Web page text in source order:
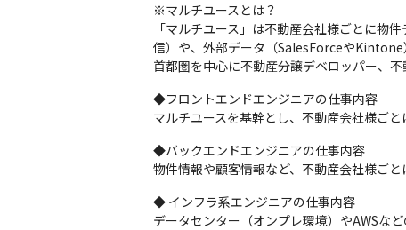
※マルチユースとは？
「マルチユース」は不動産会社様ごとに物
信）や、外部データ（SalesForceやKintone
首都圏を中心に不動産分譲デベロッパー、
◆フロントエンドエンジニアの仕事内容
マルチユースを基幹とし、不動産会社様ご
◆バックエンドエンジニアの仕事内容
物件情報や顧客情報など、不動産会社様ご
◆ インフラ系エンジニアの仕事内容
データセンター（オンプレ環境）やAWSな